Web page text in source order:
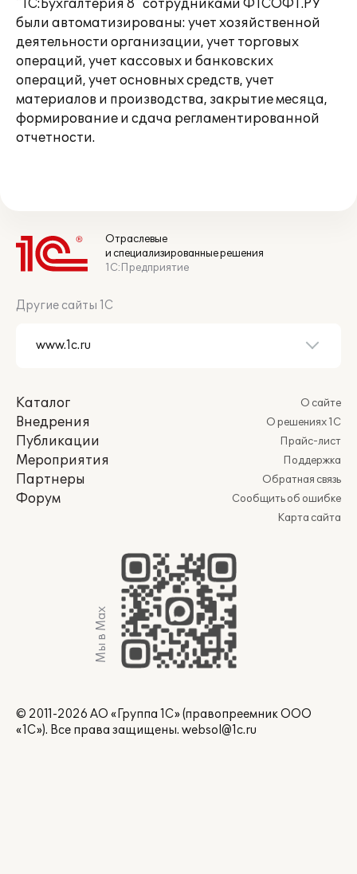
"1С:Бухгалтерия 8" сотрудниками Ф1СОФТ.РУ
были автоматизированы: учет хозяйственной
деятельности организации, учет торговых
операций, учет кассовых и банковских
операций, учет основных средств, учет
материалов и производства, закрытие месяца,
формирование и сдача регламентированной
отчетности.
Отраслевые
и специализированные решения
1С:Предприятие
Другие сайты 1С
Каталог
Внедрения
Публикации
Мероприятия
Партнеры
Форум
О сайте
О решениях 1С
Прайс-лист
Поддержка
Обратная связь
Сообщить об ошибке
Карта сайта
Мы в Max
© 2011-2026 АО «Группа 1С» (правопреемник ООО
«1С»). Все права защищены. websol@1c.ru